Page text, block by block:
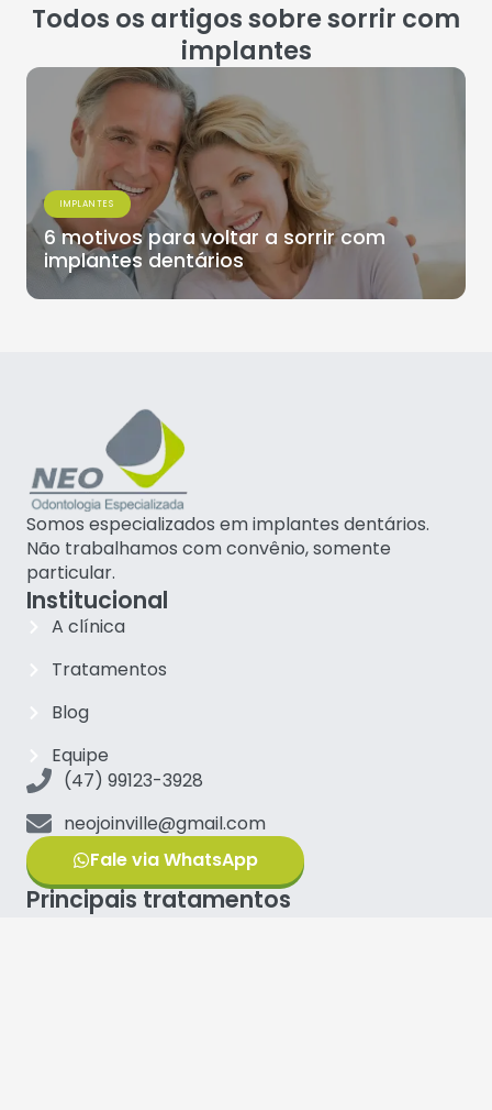
Todos os artigos sobre sorrir com
implantes
IMPLANTES
6 motivos para voltar a sorrir com
implantes dentários
Somos especializados em implantes dentários.
Não trabalhamos com convênio, somente
particular.
Institucional
A clínica
Tratamentos
Blog
Equipe
(47) 99123-3928
neojoinville@gmail.com
Fale via WhatsApp
Principais tratamentos